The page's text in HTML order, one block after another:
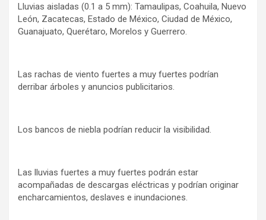
Lluvias aisladas (0.1 a 5 mm): Tamaulipas, Coahuila, Nuevo
León, Zacatecas, Estado de México, Ciudad de México,
Guanajuato, Querétaro, Morelos y Guerrero.
Las rachas de viento fuertes a muy fuertes podrían
derribar árboles y anuncios publicitarios.
Los bancos de niebla podrían reducir la visibilidad.
Las lluvias fuertes a muy fuertes podrán estar
acompañadas de descargas eléctricas y podrían originar
encharcamientos, deslaves e inundaciones.